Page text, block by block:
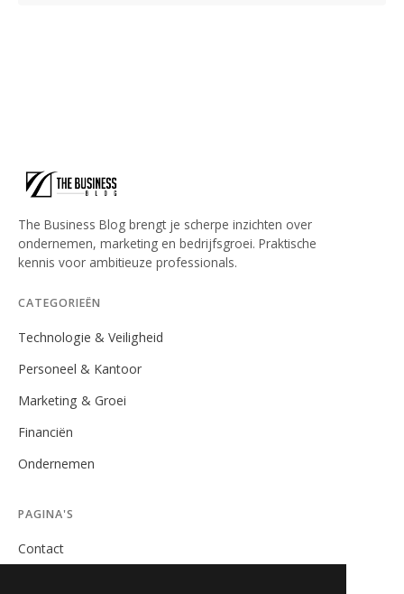
The Business Blog brengt je scherpe inzichten over
ondernemen, marketing en bedrijfsgroei. Praktische
kennis voor ambitieuze professionals.
CATEGORIEËN
Technologie & Veiligheid
Personeel & Kantoor
Marketing & Groei
Financiën
Ondernemen
PAGINA'S
Contact